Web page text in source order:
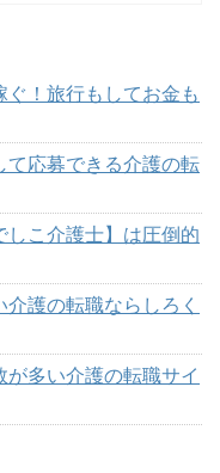
！旅行もしてお金も
て応募できる介護の転
こ介護士】は圧倒的
護の転職ならしろく
多い介護の転職サイ